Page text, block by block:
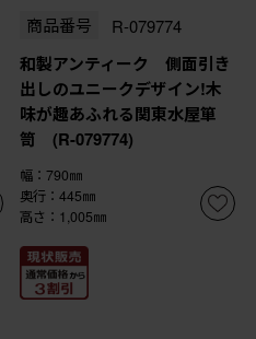
商品番号 R-079774
和製アンティーク 側面引き
出しのユニークデザイン!木
味が趣あふれる関東水屋箪
笥 (R-079774)
幅：790㎜
奥行：445㎜
高さ：1,005㎜